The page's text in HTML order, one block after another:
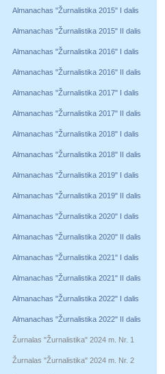
Almanachas "Žurnalistika 2015" I dalis
Almanachas "Žurnalistika 2015" II dalis
Almanachas "Žurnalistika 2016" I dalis
Almanachas "Žurnalistika 2016" II dalis
Almanachas "Žurnalistika 2017" I dalis
Almanachas "Žurnalistika 2017" II dalis
Almanachas "Žurnalistika 2018" I dalis
Almanachas "Žurnalistika 2018" II dalis
Almanachas "Žurnalistika 2019" I dalis
Almanachas "Žurnalistika 2019" II dalis
Almanachas "Žurnalistika 2020" I dalis
Almanachas "Žurnalistika 2020" II dalis
Almanachas "Žurnalistika 2021" I dalis
Almanachas "Žurnalistika 2021" II dalis
Almanachas "Žurnalistika 2022" I dalis
Almanachas "Žurnalistika 2022" II dalis
Žurnalas "Žurnalistika" 2024 m. Nr. 1
Žurnalas "Žurnalistika" 2024 m. Nr. 2